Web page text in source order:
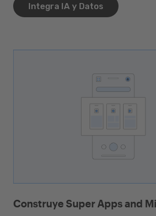
Integra IA y Datos
Construye Super Apps and